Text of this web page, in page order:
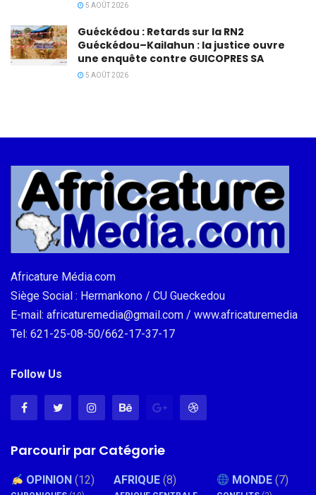
5 AOÛT 2026
Guéckédou : Retards sur la RN2
Guéckédou–Kailahun : la justice ouvre
une enquête contre GUICOPRES SA
5 AOÛT 2026
Africature Média.com
Siège Social : Hermankono / CU Gueckedou
E-mail: africaturemedia@gmail.com / www.africaturemedia
Tel: 621-25-08-50/662-17-37-17
Follow Us
Parcourir par Catégorie
OPINION (12) AFRIQUE (8) MONDE (7)